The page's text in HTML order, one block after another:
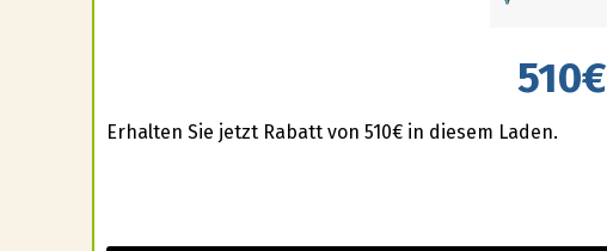
510€
Erhalten Sie jetzt Rabatt von 510€ in diesem Laden.